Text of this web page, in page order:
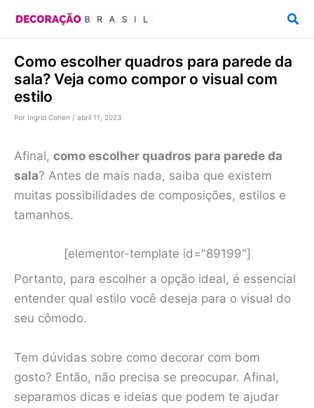
conteúdo
Como escolher quadros para parede da
sala? Veja como compor o visual com
estilo
Por Ingrid Cohen / abril 11, 2023
Afinal, como escolher quadros para parede da
sala? Antes de mais nada, saiba que existem
muitas possibilidades de composições, estilos e
tamanhos.
[elementor-template id="89199"]
Portanto, para escolher a opção ideal, é essencial
entender qual estilo você deseja para o visual do
seu cômodo.
Tem dúvidas sobre como decorar com bom
gosto? Então, não precisa se preocupar. Afinal,
separamos dicas e ideias que podem te ajudar